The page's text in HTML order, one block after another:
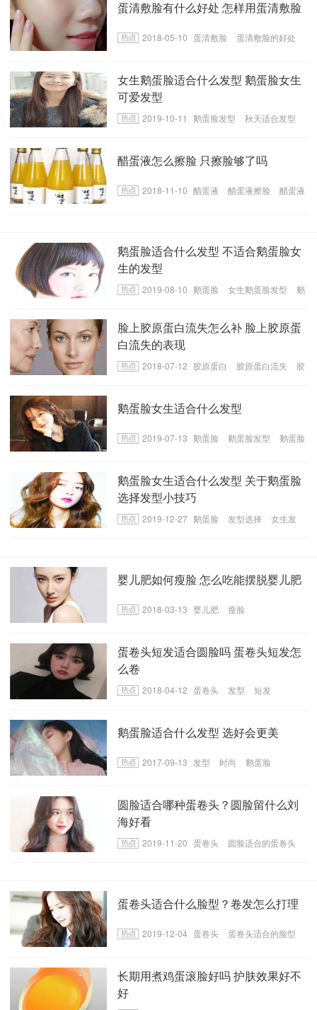
蛋清敷脸有什么好处 怎样用蛋清敷脸
2018-05-10 蛋清敷脸
蛋清敷脸的好处
女生鹅蛋脸适合什么发型 鹅蛋脸女生
可爱发型
2019-10-11 鹅蛋脸发型
秋天适合发型
醋蛋液怎么擦脸 只擦脸够了吗
2018-11-10 醋蛋液 醋蛋液擦脸
醋蛋液
鹅蛋脸适合什么发型 不适合鹅蛋脸女
生的发型
2019-08-10 鹅蛋脸 女生鹅蛋脸发型
鹅
脸上胶原蛋白流失怎么补 脸上胶原蛋
白流失的表现
2018-07-12 胶原蛋白 胶原蛋白流失
胶
鹅蛋脸女生适合什么发型
2019-07-13 鹅蛋脸 鹅蛋脸发型
鹅蛋脸
鹅蛋脸女生适合什么发型 关于鹅蛋脸
选择发型小技巧
2019-12-27 鹅蛋脸 发型选择
女生发
婴儿肥如何瘦脸 怎么吃能摆脱婴儿肥
2018-03-13 婴儿肥 瘦脸
蛋卷头短发适合圆脸吗 蛋卷头短发怎
么卷
2018-04-12 蛋卷头 发型 短发
鹅蛋脸适合什么发型 选好会更美
2017-09-13 发型 时尚 鹅蛋脸
圆脸适合哪种蛋卷头？圆脸留什么刘
海好看
2019-11-20 蛋卷头
圆脸适合的蛋卷头
蛋卷头适合什么脸型？卷发怎么打理
2019-12-04 蛋卷头
蛋卷头适合的脸型
长期用煮鸡蛋滚脸好吗 护肤效果好不
好